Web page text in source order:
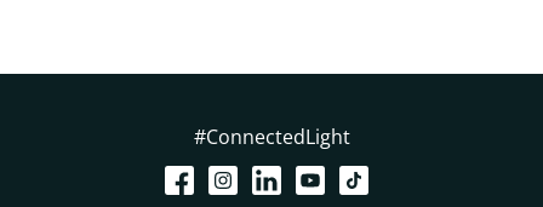
#ConnectedLight